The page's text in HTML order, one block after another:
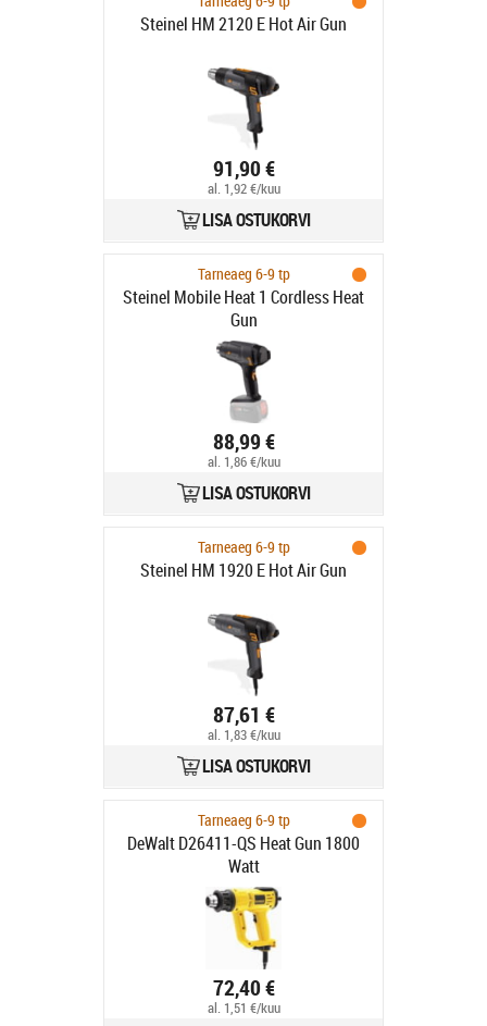
Steinel HM 2120 E Hot Air Gun
91,90 €
al. 1,92 €/kuu
LISA OSTUKORVI
Tarneaeg 6-9 tp
Steinel Mobile Heat 1 Cordless Heat
Gun
88,99 €
al. 1,86 €/kuu
LISA OSTUKORVI
Tarneaeg 6-9 tp
Steinel HM 1920 E Hot Air Gun
87,61 €
al. 1,83 €/kuu
LISA OSTUKORVI
Tarneaeg 6-9 tp
DeWalt D26411-QS Heat Gun 1800
Watt
72,40 €
al. 1,51 €/kuu